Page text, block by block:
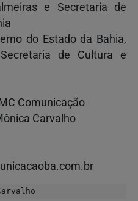
e Secretaria de
do Estado da Bahia,
de Cultura e
Comunicação
Carvalho